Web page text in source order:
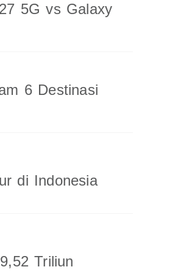
5G vs Galaxy
6 Destinasi
di Indonesia
Triliun